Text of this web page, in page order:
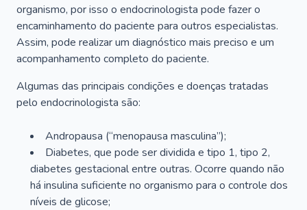
organismo, por isso o endocrinologista pode fazer o
encaminhamento do paciente para outros especialistas.
Assim, pode realizar um diagnóstico mais preciso e um
acompanhamento completo do paciente.
Algumas das principais condições e doenças tratadas
pelo endocrinologista são:
Andropausa (“menopausa masculina”);
Diabetes, que pode ser dividida e tipo 1, tipo 2,
diabetes gestacional entre outras. Ocorre quando não
há insulina suficiente no organismo para o controle dos
níveis de glicose;